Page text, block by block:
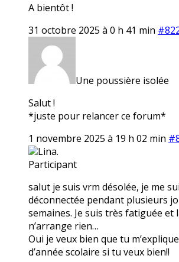
A bientôt !
31 octobre 2025 à 0 h 41 min
Une poussière isolée
Salut !
*juste pour relancer ce forum*
1 novembre 2025 à 19 h 02 min
Lina.
Participant
salut je suis vrm désolée, je me
déconnectée pendant plusieurs
semaines. Je suis très fatiguée et
n’arrange rien…
Oui je veux bien que tu
d’année scolaire si tu veux bien!!